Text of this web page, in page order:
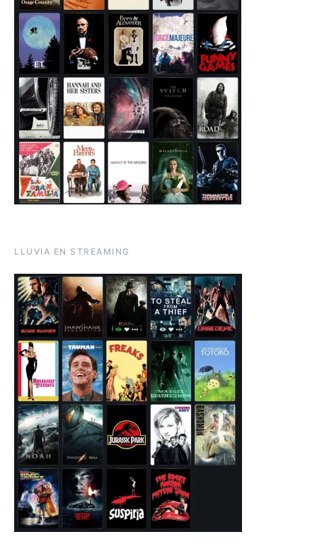
LLUVIA EN STREAMING